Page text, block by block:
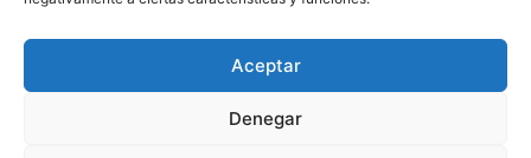
Aceptar
Denegar
Política Devoluciones
Polítíca de RRSS